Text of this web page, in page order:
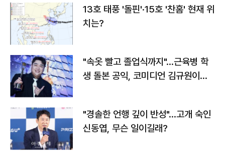
13호 태풍 '돌핀'·15호 '찬홈' 현재 위
치는?
"속옷 빨고 졸업식까지"…근육병 학
생 돌본 공익, 코미디언 김규원이었
"경솔한 언행 깊이 반성"…고개 숙인
신동엽, 무슨 일이길래?